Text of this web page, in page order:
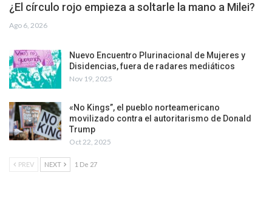
¿El círculo rojo empieza a soltarle la mano a Milei?
Ago 6, 2026
Nuevo Encuentro Plurinacional de Mujeres y
Disidencias, fuera de radares mediáticos
Nov 19, 2025
«No Kings”, el pueblo norteamericano
movilizado contra el autoritarismo de Donald
Trump
Oct 22, 2025
PREV NEXT 1 De 27